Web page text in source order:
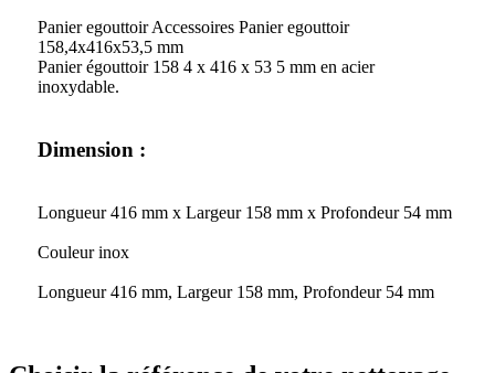
Panier egouttoir Accessoires Panier egouttoir
158,4x416x53,5 mm
Panier égouttoir 158 4 x 416 x 53 5 mm en acier
inoxydable.
Dimension :
Longueur 416 mm x Largeur 158 mm x Profondeur 54 mm
Couleur inox
Longueur 416 mm, Largeur 158 mm, Profondeur 54 mm